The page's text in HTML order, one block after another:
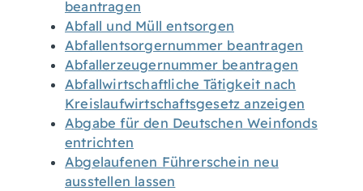
beantragen
Abfall und Müll entsorgen
Abfallentsorgernummer beantragen
Abfallerzeugernummer beantragen
Abfallwirtschaftliche Tätigkeit nach
Kreislaufwirtschaftsgesetz anzeigen
Abgabe für den Deutschen Weinfonds
entrichten
Abgelaufenen Führerschein neu
ausstellen lassen